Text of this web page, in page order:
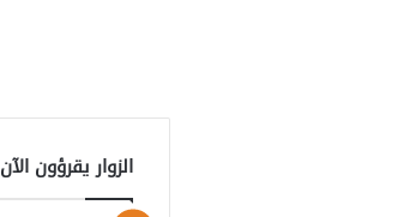
الزوار يقرؤون الآن